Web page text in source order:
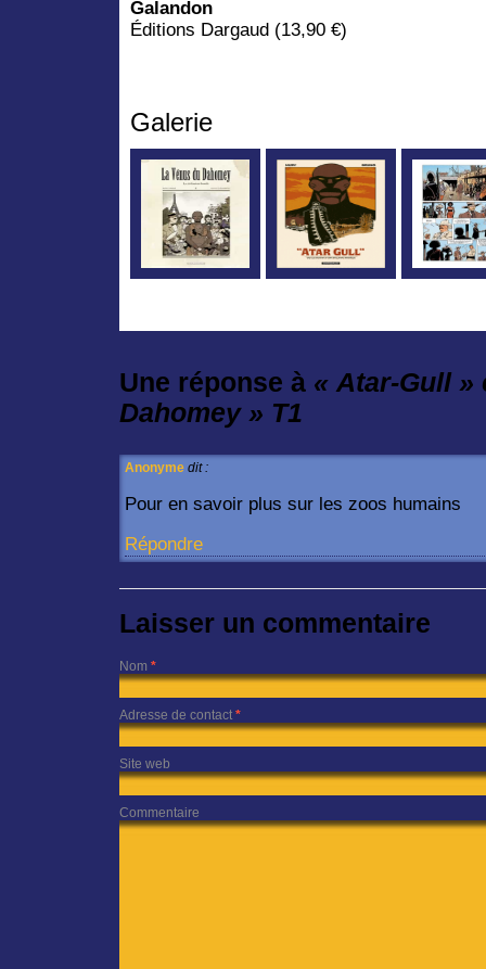
Galandon
Éditions Dargaud (13,90 €)
Galerie
Une réponse à « Atar-Gull »
Dahomey » T1
Anonyme dit :
Pour en savoir plus sur les zoos humains
Répondre
Laisser un commentaire
Nom *
Adresse de contact *
Site web
Commentaire